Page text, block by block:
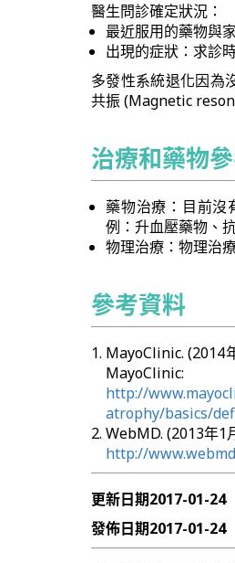
醫生問診確定狀況：
最近服用的藥物與
出現的症狀：求診
多發性系統退化因為
共振 (Magnetic
治療和藥物
藥物治療：目前沒
例：升血壓藥物、
物理治療：物理治
參考資料
MayoClinic. (2014
MayoClinic:
http://
atrophy/basics/
WebMD. (2013年1
http://
更新日期2017-01-24
發佈日期2017-01-24